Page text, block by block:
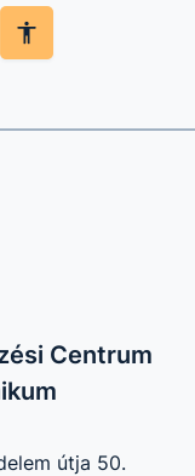
Centrum
útja 50.